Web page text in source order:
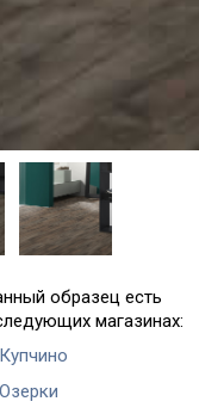
образец есть
магазинах: